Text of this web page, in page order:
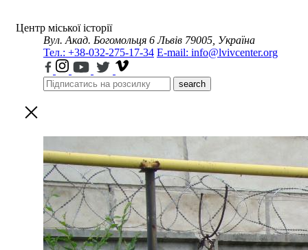
Центр міської історії
Вул. Акад. Богомольця 6 Львів 79005, Україна
Тел.: +38-032-275-17-34 E-mail: info@lvivcenter.org
search